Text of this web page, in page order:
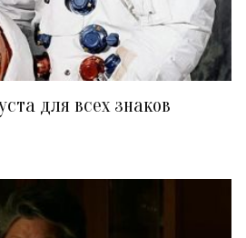
для всех знаков